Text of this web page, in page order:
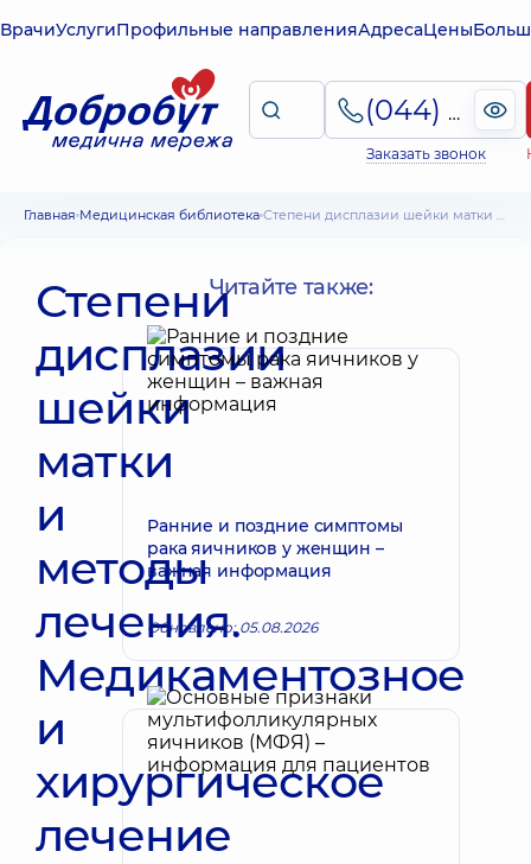
ВрачиУслугиПрофильные направленияАдресаЦены
(044) 495-2-888
Заказать звонок
Главная Медицинская библиотека Степени дисплазии шейки матки и методы лечения. Медикаментозное и хирургическое лечение
Степени
дисплазии
шейки
матки
и
методы
лечения.
Медикаментозное
и
хирургическое
лечение
Читайте также:
Ранние и поздние симптомы
рака яичников у женщин –
важная информация
Обновлено: 05.08.2026